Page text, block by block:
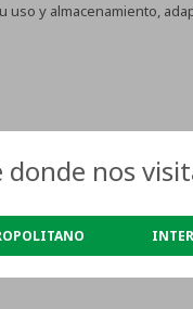
y almacenamiento,
donde nos